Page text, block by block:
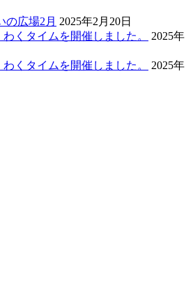
の広場2月 2025年2月20日
くタイムを開催しました。
2025年
くタイムを開催しました。
2025年